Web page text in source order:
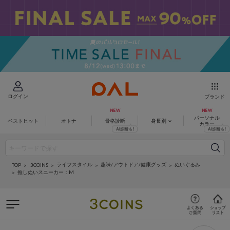
ログイン ブランド
ベストヒット オトナ 骨格診断 身長別
パーソナル
カラー
TOP 3COINS ライフスタイル 趣味/アウトドア/健康グッズ
ぬいぐるみ
推しぬいスニーカー：M